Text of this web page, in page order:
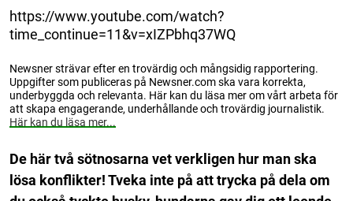
https://www.youtube.com/watch?
time_continue=11&v=xIZPbhq37WQ
Newsner strävar efter en trovärdig och mångsidig rapportering.
Uppgifter som publiceras på Newsner.com ska vara korrekta,
underbyggda och relevanta. Här kan du läsa mer om vårt arbeta för
att skapa engagerande, underhållande och trovärdig journalistik.
Här kan du läsa mer...
De här två sötnosarna vet verkligen hur man ska
lösa konflikter! Tveka inte på att trycka på dela om